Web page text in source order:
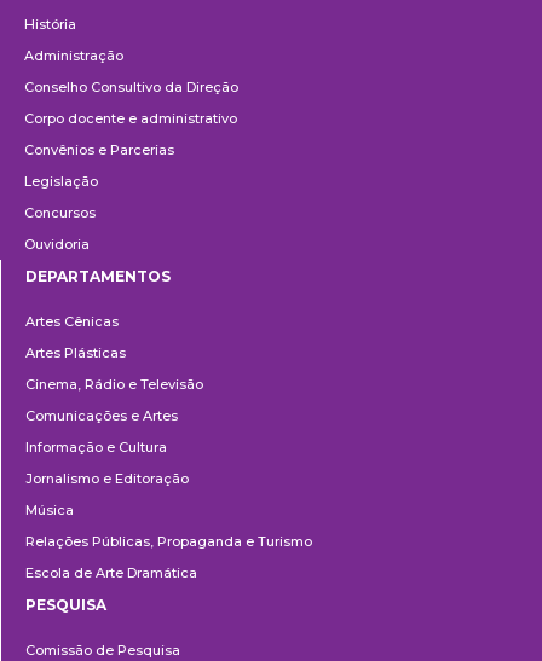
História
Administração
Conselho Consultivo da Direção
Corpo docente e administrativo
Convênios e Parcerias
Legislação
Concursos
Ouvidoria
DEPARTAMENTOS
Artes Cênicas
Artes Plásticas
Cinema, Rádio e Televisão
Comunicações e Artes
Informação e Cultura
Jornalismo e Editoração
Música
Relações Públicas, Propaganda e Turismo
Escola de Arte Dramática
PESQUISA
Comissão de Pesquisa